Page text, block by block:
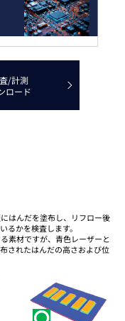
/計測
ロード
はんだを塗布し、リフロー後
るかを検査します。
素材ですが、青色レーザーと
されたはんだの高さおよび位